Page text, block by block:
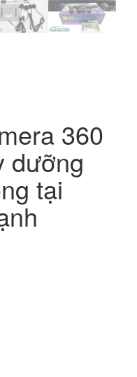
360
dưỡng
tại